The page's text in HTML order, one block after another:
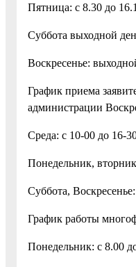
Пятница: с 8.30 до
Суббота выходной
Воскресенье:
График приема
администрации
Среда: с 10-00 до 16-
Понедельник,
Суббота,
График работы
Понедельник: с 8.00